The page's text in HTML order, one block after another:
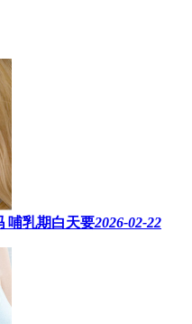
哺乳期白天要2026-02-22